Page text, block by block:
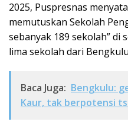
2025, Puspresnas
memutuskan Sekolah
sebanyak 189 sekolah”
lima sekolah dari
Baca Juga: Bengkulu:
Kaur, tak berpotensi